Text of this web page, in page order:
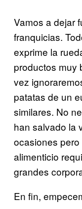
Vamos a dejar
franquicias.
exprime la
productos muy
vez
patatas de un
similares. No
han salvado la
ocasiones
alimenticio
grandes
En fin,